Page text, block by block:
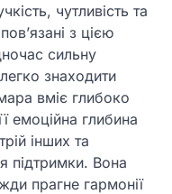
чутливість та
з цією
сильну
знаходити
вміє глибоко
емоційна глибина
інших та
підтримки. Вона
прагне гармонії